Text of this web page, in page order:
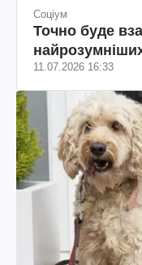
Соціум
Точно буде
11.07.2026 16:33